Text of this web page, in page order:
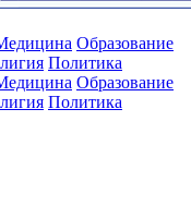
Образование
Политика
Образование
Политика